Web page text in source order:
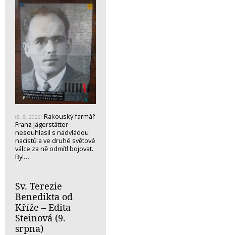
(8. 8. 2026) Rakouský farmář
Franz Jägerstätter
nesouhlasil s nadvládou
nacistů a ve druhé světové
válce za ně odmítl bojovat.
Byl…
Sv. Terezie
Benedikta od
Kříže – Edita
Steinová (9.
srpna)